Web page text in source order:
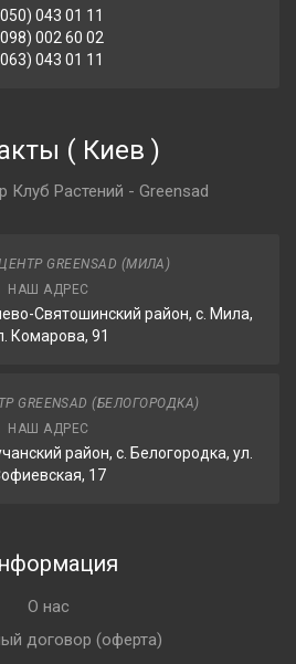
043 01 11
002 60 02
043 01 11
( Киев )
Клуб Растений - Greensad
GREENSAD (МИЛА)
НАШ АДРЕС
Святошинский район, с. Мила,
Комарова, 91
GREENSAD (БЕЛОГОРОДКА)
НАШ АДРЕС
район, с. Белогородка, ул.
17
О нас
договор (оферта)